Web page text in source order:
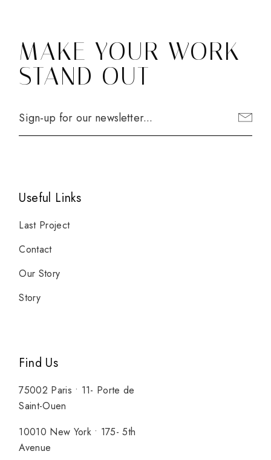
MAKE YOUR WORK
STAND OUT
Useful Links
Last Project
Contact
Our Story
Story
Find Us
75002 Paris • 11- Porte de
Saint-Ouen
10010 New York • 175- 5th
Avenue